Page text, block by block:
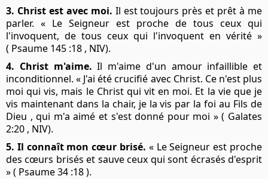
3. Christ est avec moi. Il est toujours près et prêt à me
parler. « Le Seigneur est proche de tous ceux qui
l'invoquent, de tous ceux qui l'invoquent en vérité »
( Psaume 145 :18 , NIV).
4. Christ m'aime.Il m'aime d'un amour infaillible et
inconditionnel. « J'ai été crucifié avec Christ. Ce n'est plus
moi qui vis, mais le Christ qui vit en moi. Et la vie que je
vis maintenant dans la chair, je la vis par la foi au Fils de
Dieu , qui m'a aimé et s'est donné pour moi » ( Galates
2:20 , NIV).
5. Il connaît mon cœur brisé. « Le Seigneur est proche
des cœurs brisés et sauve ceux qui sont écrasés d'esprit
» ( Psaume 34 :18 ).